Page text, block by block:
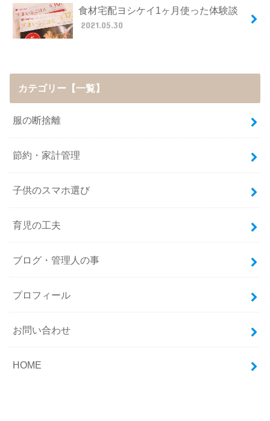
食材宅配ヨシケイ1ヶ月使った体験談
2021.05.30
カテゴリー【一覧】
服の断捨離
節約・家計管理
子供のスマホ選び
育児の工夫
ブログ・管理人の事
プロフィール
お問い合わせ
HOME